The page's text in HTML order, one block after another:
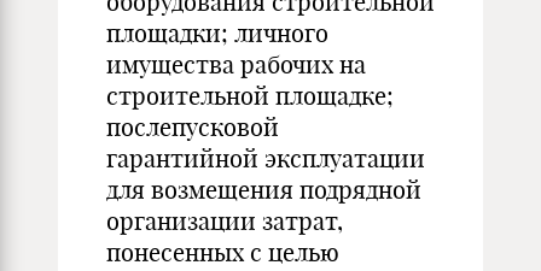
площадки; личного
имущества рабочих на
строительной площадке;
послепусковой
гарантийной эксплуатации
для возмещения подрядной
организации затрат,
понесенных с целью